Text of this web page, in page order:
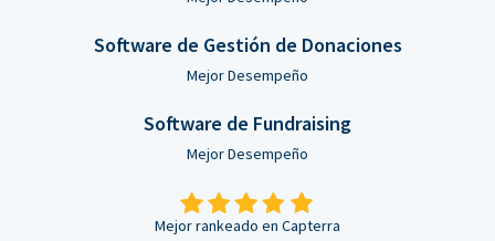
Software de Gestión de Donaciones
Mejor Desempeño
Software de Fundraising
Mejor Desempeño
Mejor rankeado en Capterra